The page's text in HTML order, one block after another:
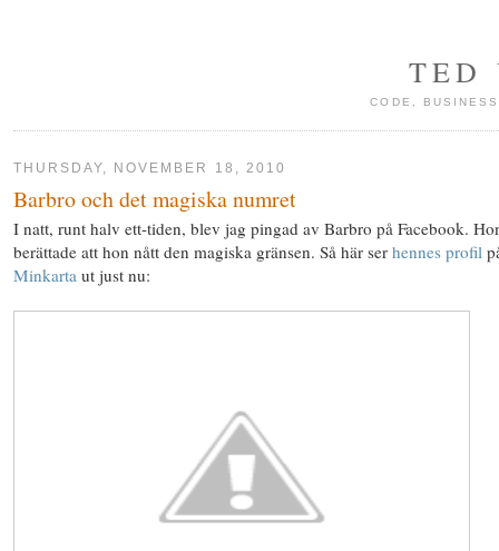
TED
CODE,
THURSDAY, NOVEMBER 18, 2010
Barbro och det magiska numret
I natt, runt halv ett-tiden, blev jag pingad av Barbro på Facebook.
berättade att hon nått den magiska gränsen. Så här ser hennes profil
Minkarta ut just nu: